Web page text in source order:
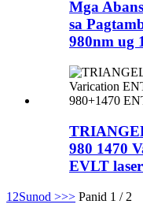
Mga
sa
980nm ug
980 1470
EVLT
1 2Sunod >>> Panid 1 / 2